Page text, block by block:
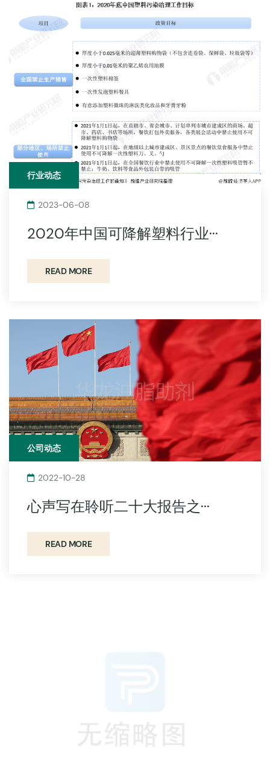
行业动态
2023-06-08
2020年中国可降解塑料行业···
READ MORE
公司动态
2022-10-28
心声写在聆听二十大报告之···
READ MORE